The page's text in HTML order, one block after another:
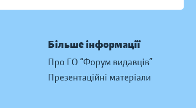
Більше інформації
Про ГО “Форум видавців”
Презентаційні матеріали